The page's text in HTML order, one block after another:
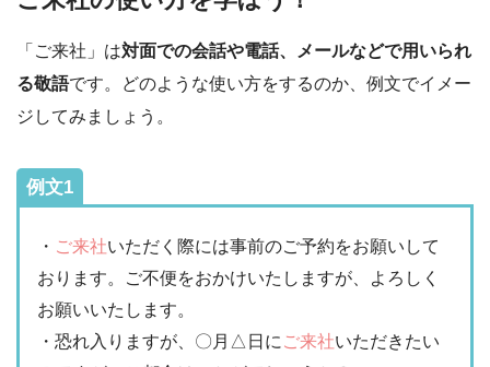
「ご来社」は対面での会話や電話、メールなどで用いられ
る敬語です。どのような使い方をするのか、例文でイメー
ジしてみましょう。
例文1
・ ご来社いただく際には事前のご予約をお願いして
おります。ご不便をおかけいたしますが、よろしく
お願いいたします。
・恐れ入りますが、〇月△日に ご来社いただきたい